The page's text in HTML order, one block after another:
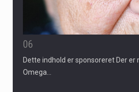
06
Dette indhold er sponsoreret Der er
Omega…